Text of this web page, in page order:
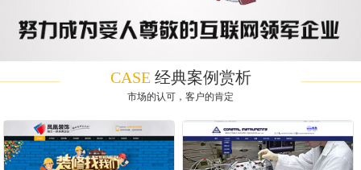
CASE经典案例赏析
市场的认可，客户的肯定